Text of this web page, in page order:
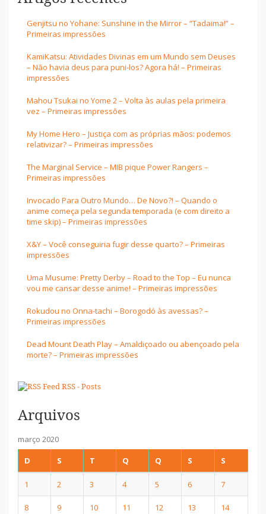
Genjitsu no Yohane: Sunshine in the Mirror – “Tadaima!” –
Primeiras impressões
KamiKatsu: Atividades Divinas em um Mundo sem Deuses
– Não havia deus para puni-los? Agora há! – Primeiras
impressões
Mahou Tsukai no Yome 2 – Volta às aulas pela primeira
vez – Primeiras impressões
My Home Hero – Justiça com as próprias mãos: podemos
relativizar? – Primeiras impressões
The Marginal Service – MIB pique Power Rangers –
Primeiras impressões
Invocado Para Outro Mundo… De Novo?! – Quando o
anime começa pela segunda temporada (e com direito a
time skip) – Primeiras impressões
X&Y – Você conseguiria fugir desse quarto? – Primeiras
impressões
Uma Musume: Pretty Derby – Road to the Top – Eu nunca
vou me cansar desse anime! – Primeiras impressões
Rokudou no Onna-tachi – Borogodó às avessas? –
Primeiras impressões
Dead Mount Death Play – Amaldiçoado ou abençoado pela
morte? – Primeiras impressões
RSS - Posts
Arquivos
março 2020
D
S T Q Q S S
1 2 3 4 5 6 7
8 9 10 11 12 13 14